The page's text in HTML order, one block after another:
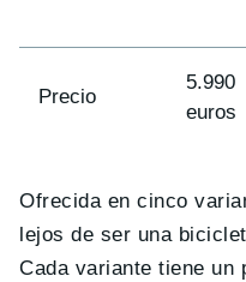
Precio
5.990
euros
Ofrecida en cinco
lejos de ser una
Cada variante tiene un